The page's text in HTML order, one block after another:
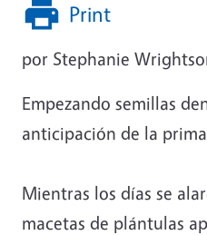
Print
por Stephanie
Empezando semillas
anticipación de la
Mientras los días se
macetas de plántulas